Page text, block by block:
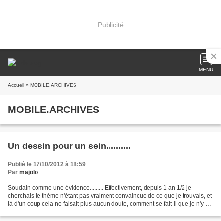
Publicité
MENU
Accueil » MOBILE.ARCHIVES
MOBILE.ARCHIVES
Un dessin pour un sein..........
Publié le 17/10/2012 à 18:59
Par majolo
Soudain comme une évidence......... Effectivement, depuis 1 an 1/2 je
cherchais le thème n'étant pas vraiment convaincue de ce que je trouvais, et
là d'un coup cela ne faisait plus aucun doute, comment se fait-il que je n'y ai